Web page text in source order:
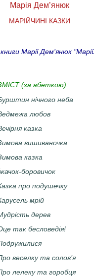
Марія Дем’янюк
МАРІЙЧИНІ КАЗКИ
Марії Дем'янюк
(за абеткою):
нічного неба
любов
казка
вишиваночка
казка
боровичок
про подушечку
мрій
дерев
так бесловедія!
веселку та солов’я
лелеку та горобця